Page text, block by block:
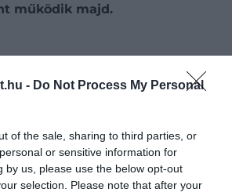
- Do Not Process My Personal
of the sale, sharing to third parties, or
or sensitive information for
by us, please use the below opt-out
selection. Please note that after your
működik majd.
emberek a mindenkori
tekintettek rá. Ha ez
hosszabb távon a turisták
is hatással lehet.